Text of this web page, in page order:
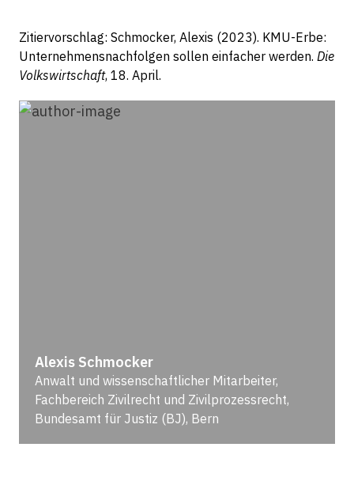
Zitiervorschlag: Schmocker, Alexis (2023). KMU-Erbe:
Unter­nehmens­­nach­folgen sollen einfacher werden. Die
Volkswirtschaft, 18. April.
Alexis Schmocker
Anwalt und wissenschaftlicher Mitarbeiter,
Fachbereich Zivilrecht und Zivilprozessrecht,
Bundesamt für Justiz (BJ), Bern